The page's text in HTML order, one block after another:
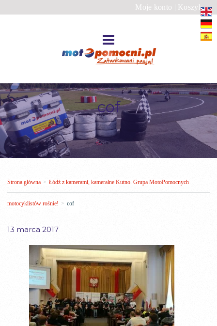
Moje konto | Koszyk
cof
Strona główna > Łódź z kamerami, kameralne Kutno. Grupa MotoPomocnych
motocyklistów rośnie! > cof
13 marca 2017